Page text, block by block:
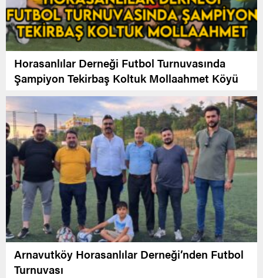
Horasanlılar Derneği Futbol Turnuvasında
Şampiyon Tekirbaş Koltuk Mollaahmet Köyü
Arnavutköy Horasanlılar Derneği’nden Futbol
Turnuvası